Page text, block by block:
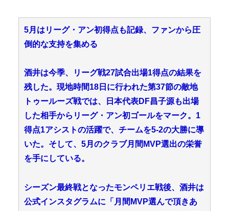
5月はリーグ・アン初得点も記録、ファンから圧
倒的な支持を集める
酒井は今季、リーグ戦27試合出場1得点の結果を
残した。現地時間18日に行われた第37節の敵地
トゥールーズ戦では、日本代表DF昌子源も出場
した相手からリーグ・アン初ゴールをマーク。1
得点1アシストの活躍で、チームを5-2の大勝に導
いた。そして、5月のクラブ月間MVP選出の栄誉
を手にしている。
シーズン最終戦となったモンペリエ戦後、酒井は
公式インスタグラムに「月間MVP選んで頂きあ